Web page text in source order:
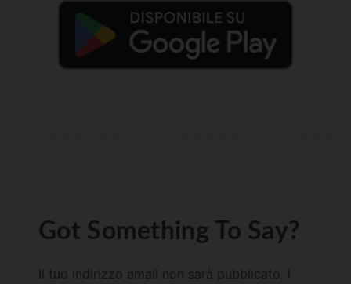
Got Something To Say?
Il tuo indirizzo email non sarà pubblicato.